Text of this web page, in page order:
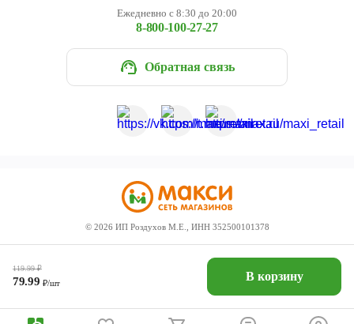
119.99₽
79.99₽/шт В корзину
Ежедневно с 8:30 до 20:00
8-800-100-27-27
Обратная связь
© 2026 ИП Роздухов М.Е., ИНН 352500101378